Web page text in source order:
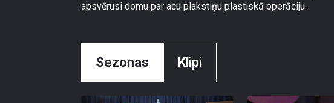
apsvērusi domu par acu plakstiņu plastiskā operāciju.
Sezonas Klipi